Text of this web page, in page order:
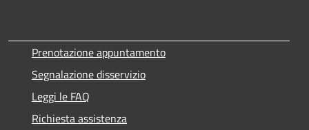
Prenotazione appuntamento
Segnalazione disservizio
Leggi le FAQ
Richiesta assistenza